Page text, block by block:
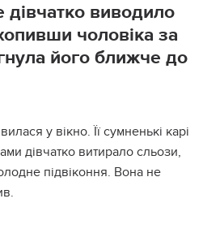
дівчатко виводило
чоловіка за
його ближче до
у вікно. Її сумненькі карі
дівчатко витирало сльози,
підвіконня. Вона не